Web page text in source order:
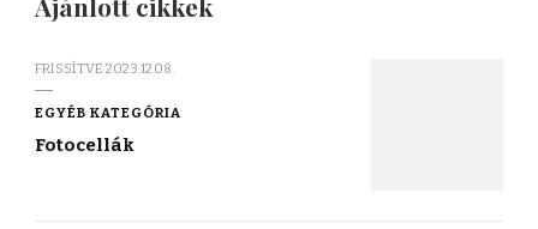
Ajánlott cikkek
FRISSÍTVE 2023.12.08.
EGYÉB KATEGÓRIA
Fotocellák